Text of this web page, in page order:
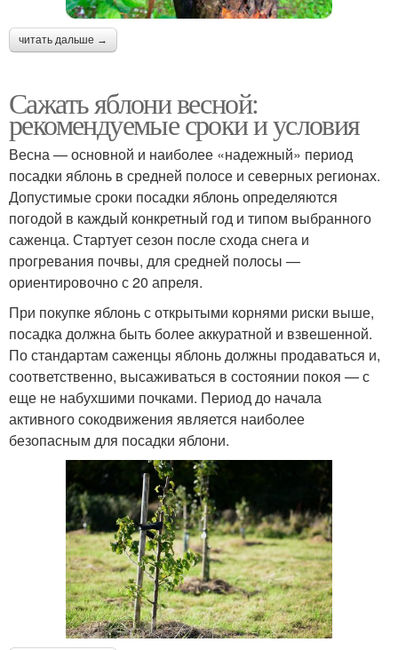
читать дальше →
Сажать яблони весной:
рекомендуемые сроки и условия
Весна — основной и наиболее «надежный» период
посадки яблонь в средней полосе и северных регионах.
Допустимые сроки посадки яблонь определяются
погодой в каждый конкретный год и типом выбранного
саженца. Стартует сезон после схода снега и
прогревания почвы, для средней полосы —
ориентировочно с 20 апреля.
При покупке яблонь с открытыми корнями риски выше,
посадка должна быть более аккуратной и взвешенной.
По стандартам саженцы яблонь должны продаваться и,
соответственно, высаживаться в состоянии покоя — с
еще не набухшими почками. Период до начала
активного сокодвижения является наиболее
безопасным для посадки яблони.